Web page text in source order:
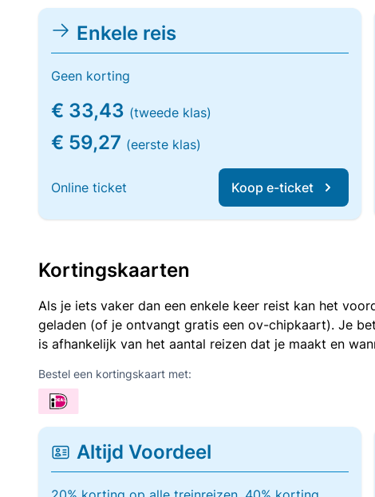
Enkele reis
Geen korting
€ 33,43 (tweede klas)
€ 59,27 (eerste klas)
Online ticket Koop e-ticket
Kortingskaarten
Als je iets vaker dan een enkele keer reist kan het
geladen (of je ontvangt gratis een ov-chipkaart). Je
is afhankelijk van het aantal reizen dat je maakt en
Bestel een kortingskaart met:
Altijd Voordeel